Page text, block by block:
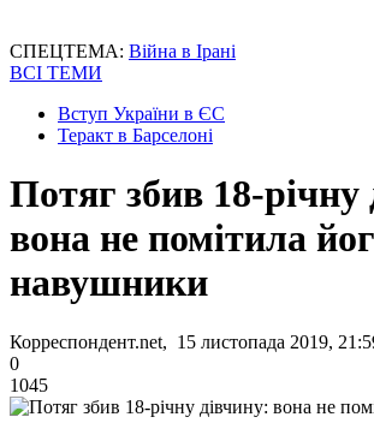
СПЕЦТЕМА: Війна в Ірані
ВСІ ТЕМИ
Вступ України в ЄС
Теракт в Барселоні
Потяг збив 18-річну
вона не помітила
навушники
Корреспондент.net, 15 листопада 2019,
0
1045